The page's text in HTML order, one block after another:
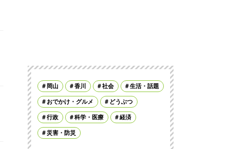
岡山 香川 社会 生活・話題
おでかけ・グルメ どうぶつ
行政 科学・医療 経済
災害・防災